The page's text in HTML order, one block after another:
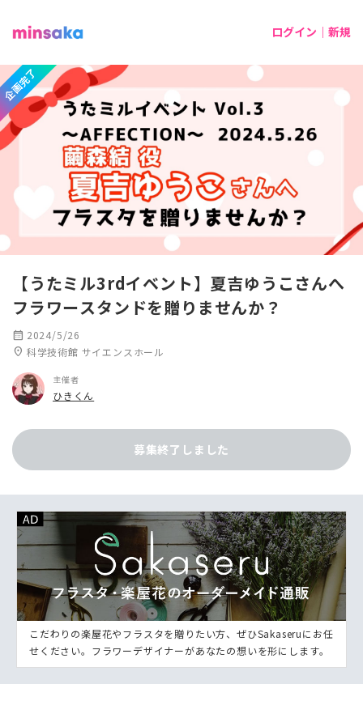
ログイン｜新規
企画完了
【うたミル3rdイベント】夏吉ゆうこさんへ
フラワースタンドを贈りませんか？
calendar_month 2024/5/26
location_on 科学技術館 サイエンスホール
主催者
ひきくん
募集終了しました
こだわりの楽屋花やフラスタを贈りたい方、ぜひSakaseruにお任
せください。フラワーデザイナーがあなたの想いを形にします。